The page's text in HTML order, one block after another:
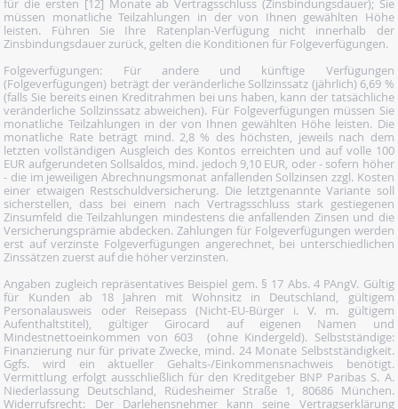
für die ersten [12] Monate ab Vertragsschluss (Zinsbindungsdauer); Sie
müssen monatliche Teilzahlungen in der von Ihnen gewählten Höhe
leisten. Führen Sie Ihre Ratenplan-Verfügung nicht innerhalb der
Zinsbindungsdauer zurück, gelten die Konditionen für Folgeverfügungen.
Folgeverfügungen: Für andere und künftige Verfügungen
(Folgeverfügungen) beträgt der veränderliche Sollzinssatz (jährlich) 6,69 %
(falls Sie bereits einen Kreditrahmen bei uns haben, kann der tatsächliche
veränderliche Sollzinssatz abweichen). Für Folgeverfügungen müssen Sie
monatliche Teilzahlungen in der von Ihnen gewählten Höhe leisten. Die
monatliche Rate beträgt mind. 2,8 % des höchsten, jeweils nach dem
letzten vollständigen Ausgleich des Kontos erreichten und auf volle 100
EUR aufgerundeten Sollsaldos, mind. jedoch 9,10 EUR, oder - sofern höher
- die im jeweiligen Abrechnungsmonat anfallenden Sollzinsen zzgl. Kosten
einer etwaigen Restschuldversicherung. Die letztgenannte Variante soll
sicherstellen, dass bei einem nach Vertragsschluss stark gestiegenen
Zinsumfeld die Teilzahlungen mindestens die anfallenden Zinsen und die
Versicherungsprämie abdecken. Zahlungen für Folgeverfügungen werden
erst auf verzinste Folgeverfügungen angerechnet, bei unterschiedlichen
Zinssätzen zuerst auf die höher verzinsten.
Angaben zugleich repräsentatives Beispiel gem. § 17 Abs. 4 PAngV. Gültig
für Kunden ab 18 Jahren mit Wohnsitz in Deutschland, gültigem
Personalausweis oder Reisepass (Nicht-EU-Bürger i. V. m. gültigem
Aufenthaltstitel), gültiger Girocard auf eigenen Namen und
Mindestnettoeinkommen von 603  (ohne Kindergeld). Selbstständige:
Finanzierung nur für private Zwecke, mind. 24 Monate Selbstständigkeit.
Ggfs. wird ein aktueller Gehalts-/Einkommensnachweis benötigt.
Vermittlung erfolgt ausschließlich für den Kreditgeber BNP Paribas S. A.
Niederlassung Deutschland, Rüdesheimer Straße 1, 80686 München.
Widerrufsrecht: Der Darlehensnehmer kann seine Vertragserklärung